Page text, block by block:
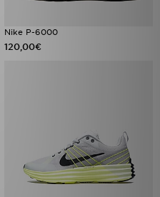
Nike P-6000
120,00€